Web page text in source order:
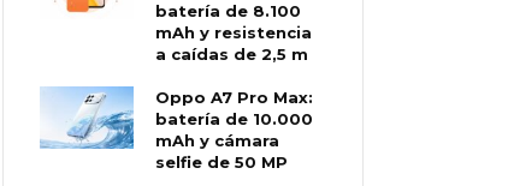
batería de 8.100
mAh y resistencia
a caídas de 2,5 m
Oppo A7 Pro Max:
batería de 10.000
mAh y cámara
selfie de 50 MP